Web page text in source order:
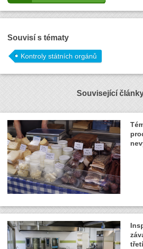
Souvisí s tématy
Kontroly státních orgánů
Související